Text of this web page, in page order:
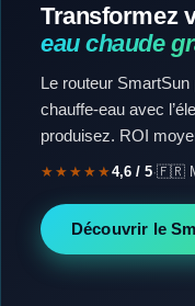
Transformez
eau chaude
Le routeur
chauffe-eau avec
produisez. ROI
★★★★★4,6 / 5·🇫🇷
Découvrir le